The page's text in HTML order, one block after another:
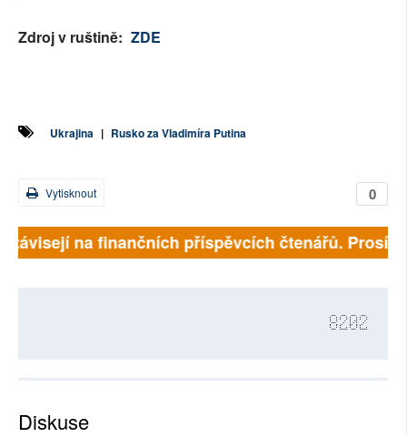
Zdroj v ruštině: ZDE
Ukrajina | Rusko za Vladimíra Putina
0
Vytisknout
na finančních příspěvcích čtenářů.
8202
Diskuse